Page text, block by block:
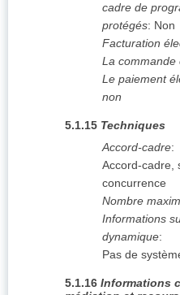
cadre de
protégés: Non
Facturation
La commande
Le paiement
non
5.1.15 Techniques
Accord-cadre:
Accord-cadre,
concurrence
Nombre
Informations
dynamique:
Pas de
5.1.16 Informations